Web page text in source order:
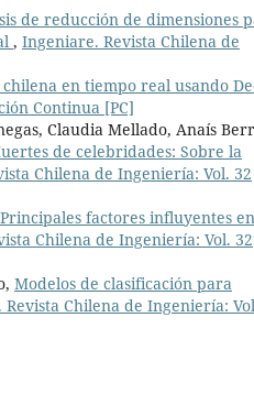
de reducción de dimensiones
, Ingeniare. Revista Chilena de
en tiempo real usando
Continua [PC]
Claudia Mellado, Anaís
de celebridades: Sobre la
Chilena de Ingeniería: Vol. 32
Principales factores influyentes
Chilena de Ingeniería: Vol. 32
Modelos de clasificación para
Chilena de Ingeniería: